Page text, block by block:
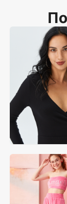
электронной